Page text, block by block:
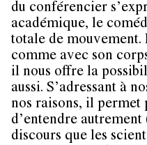
du conférencier
académique, le
totale de mouvement.
comme avec son
il nous offre la
aussi. S’adressant à
nos raisons, il permet
d’entendre
discours que les